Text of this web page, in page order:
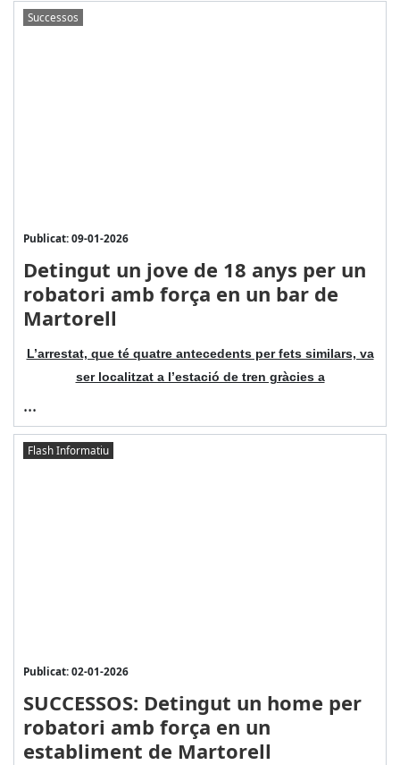
Successos
Publicat: 09-01-2026
Detingut un jove de 18 anys per un
robatori amb força en un bar de
Martorell
L’arrestat, que té quatre antecedents per fets similars, va
ser localitzat a l’estació de tren gràcies a
...
Flash Informatiu
Publicat: 02-01-2026
SUCCESSOS: Detingut un home per
robatori amb força en un
establiment de Martorell